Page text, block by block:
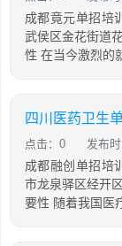
成都竟元单招培
武侯区金花街道
性 在当今激烈的
点击：0 发布
成都融创单招培
市龙泉驿区经开
要性 随着我国医